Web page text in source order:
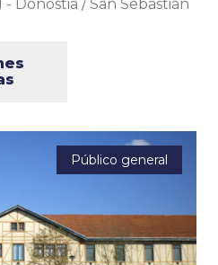
- Donostia / San Sebastián
Público general